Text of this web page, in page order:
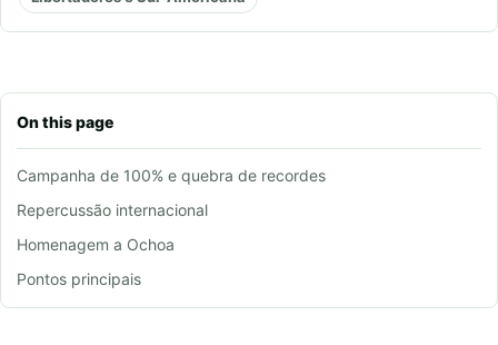
On this page
Campanha de 100% e quebra de recordes
Repercussão internacional
Homenagem a Ochoa
Pontos principais